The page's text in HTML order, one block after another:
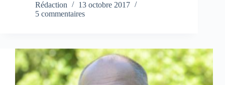
Rédaction
13 octobre 2017
5 commentaires